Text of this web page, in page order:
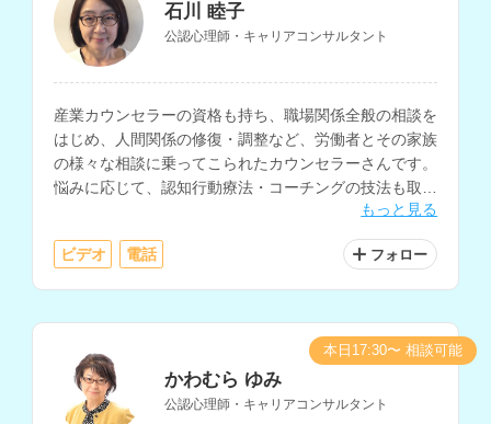
石川 睦子
公認心理師・キャリアコンサルタント
産業カウンセラーの資格も持ち、職場関係全般の相談を
はじめ、人間関係の修復・調整など、労働者とその家族
の様々な相談に乗ってこられたカウンセラーさんです。
悩みに応じて、認知行動療法・コーチングの技法も取り
もっと見る
ビデオ 電話 フォロー
かわむら ゆみ
公認心理師・キャリアコンサルタント
本日17:30〜 相談可能